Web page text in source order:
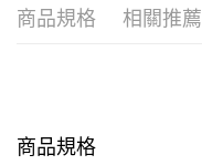
商品規格 相關推薦
商品規格